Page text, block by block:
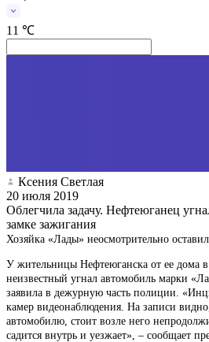
11 ℃
Ксения Светлая
20 июля 2019
Облегчила задачу. Нефтеюганец
замке зажигания
Хозяйка «Лады» неосмотрительно
У жительницы Нефтеюганска от ее дома
неизвестный угнал автомобиль марки
заявила в дежурную часть полиции.
камер видеонаблюдения. На записи
автомобилю, стоит возле него
садится внутрь и уезжает», – сообщает